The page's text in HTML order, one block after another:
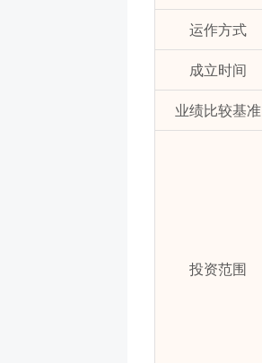
运作方式
成立时间
业绩比较基准
投资范围